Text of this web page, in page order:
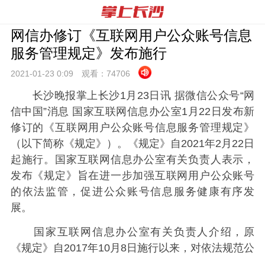
网信办修订《互联网用户公众账号信息
服务管理规定》发布施行
2021-01-23 0:09 观看： 74706
长沙晚报掌上长沙1月23日讯 据微信公众号“网
信中国”消息 国家互联网信息办公室1月22日发布新
修订的《互联网用户公众账号信息服务管理规定》
（以下简称《规定》）。《规定》自2021年2月22日
起施行。国家互联网信息办公室有关负责人表示，
发布《规定》旨在进一步加强互联网用户公众账号
的依法监管，促进公众账号信息服务健康有序发
展。
国家互联网信息办公室有关负责人介绍，原
《规定》自2017年10月8日施行以来，对依法规范公